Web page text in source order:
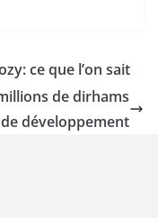
ce que l’on sait
de dirhams
développement